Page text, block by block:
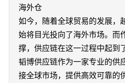
海外仓
如今，随着全球贸易的发展，
始将目光投向了海外市场。而
撑，供应链在这一过程中起到
韬博供应链作为一家专业的供
接全球市场，提供高效可靠的